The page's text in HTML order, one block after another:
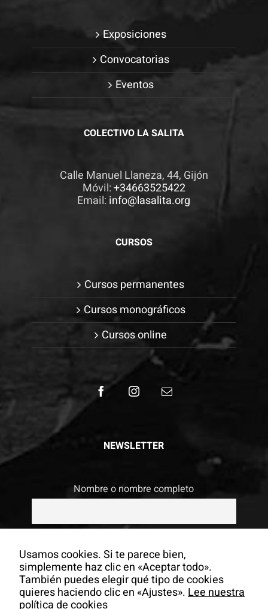
Exposiciones
Convocatorias
Eventos
COLECTIVO LA SALITA
Calle Manuel Llaneza, 44, Gijón
Móvil:+34663525422
Email: info@lasalita.org
CURSOS
Cursos permanentes
Cursos monográficos
Cursos online
NEWSLETTER
Nombre o nombre completo
Si continúas, aceptas la política de
privacidad
Usamos cookies. Si te parece bien,
simplemente haz clic en «Aceptar todo».
También puedes elegir qué tipo de cookies
quieres haciendo clic en «Ajustes».Lee nuestra
política de cookies
nuestra web
funcione lo
mejor posible
durante tu
visita. Si
algunas
de la web.